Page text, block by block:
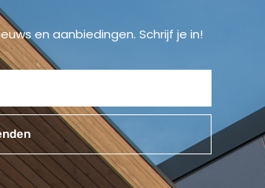
en aanbiedingen. Schrijf je in!